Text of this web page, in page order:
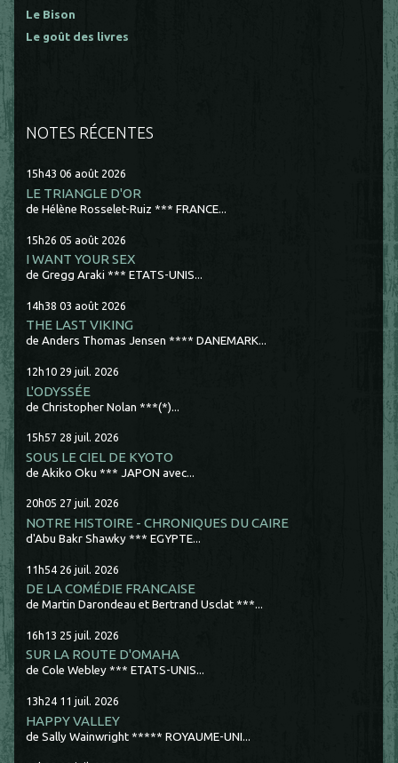
Le Bison
Le goût des livres
NOTES RÉCENTES
15h43 06 août 2026
LE TRIANGLE D'OR
de Hélène Rosselet-Ruiz *** FRANCE...
15h26 05 août 2026
I WANT YOUR SEX
de Gregg Araki *** ETATS-UNIS...
14h38 03 août 2026
THE LAST VIKING
de Anders Thomas Jensen **** DANEMARK...
12h10 29 juil. 2026
L'ODYSSÉE
de Christopher Nolan ***(*)...
15h57 28 juil. 2026
SOUS LE CIEL DE KYOTO
de Akiko Oku *** JAPON avec...
20h05 27 juil. 2026
NOTRE HISTOIRE - CHRONIQUES DU CAIRE
d'Abu Bakr Shawky *** EGYPTE...
11h54 26 juil. 2026
DE LA COMÉDIE FRANCAISE
de Martin Darondeau et Bertrand Usclat ***...
16h13 25 juil. 2026
SUR LA ROUTE D'OMAHA
de Cole Webley *** ETATS-UNIS...
13h24 11 juil. 2026
HAPPY VALLEY
de Sally Wainwright ***** ROYAUME-UNI...